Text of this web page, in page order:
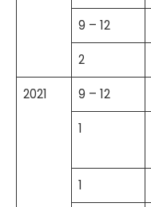
9 – 12
2
2021 9 – 12
1
1